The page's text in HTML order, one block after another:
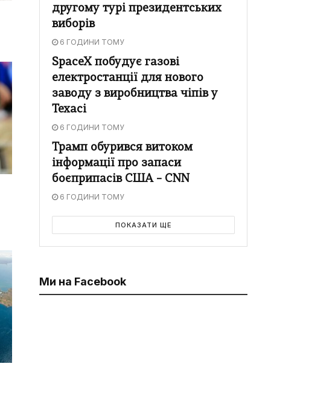
другому турі президентських
виборів
6 ГОДИНИ ТОМУ
SpaceX побудує газові
електростанції для нового
заводу з виробництва чіпів у
Техасі
6 ГОДИНИ ТОМУ
Трамп обурився витоком
інформації про запаси
боєприпасів США – CNN
6 ГОДИНИ ТОМУ
ПОКАЗАТИ ЩЕ
Ми на Facebook